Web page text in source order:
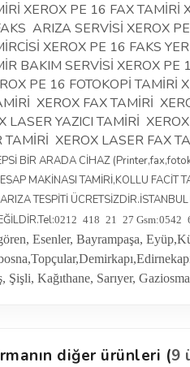
XEROX PE 16 FAX TAMİRİ
ARIZA SERVİSİ XEROX
XEROX PE 16 FAKS
BAKIM SERVİSİ XEROX PE
PE 16 FOTOKOPİ TAMİRİ
XEROX FAX TAMİRİ
LASER YAZICI TAMİRİ
TAMİRİ XEROX LASER FAX
BİR ARADA CİHAZ
MAKİNASI TAMİRİ,KOLLU
TESPİTİ
0212 418 21 27 Gsm:0542
Esenler, Bayrampaşa,
Kağıthane, Sarıyer,
diğer ürünleri (9